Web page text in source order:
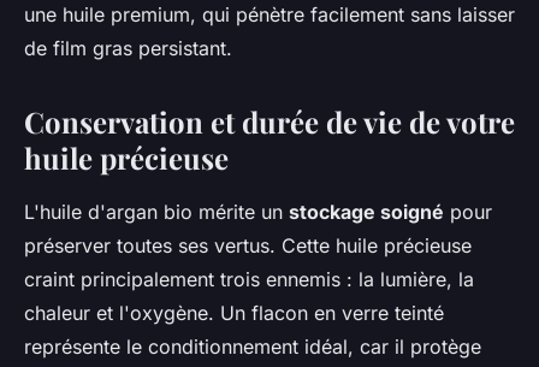
une huile premium, qui pénètre facilement sans laisser
de film gras persistant.
Conservation et durée de vie de votre
huile précieuse
L'huile d'argan bio mérite un stockage soigné pour
préserver toutes ses vertus. Cette huile précieuse
craint principalement trois ennemis : la lumière, la
chaleur et l'oxygène. Un flacon en verre teinté
représente le conditionnement idéal, car il protège